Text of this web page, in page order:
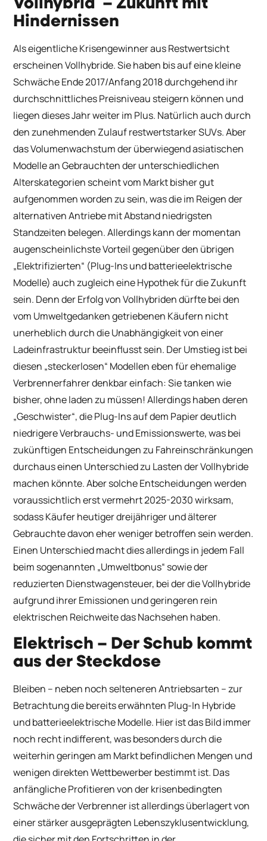
Hindernissen
Als eigentliche Krisengewinner aus Restwertsicht
erscheinen Vollhybride. Sie haben bis auf eine kleine
Schwäche Ende 2017/Anfang 2018 durchgehend ihr
durchschnittliches Preisniveau steigern können und
liegen dieses Jahr weiter im Plus. Natürlich auch durch
den zunehmenden Zulauf restwertstarker SUVs. Aber
das Volumenwachstum der überwiegend asiatischen
Modelle an Gebrauchten der unterschiedlichen
Alterskategorien scheint vom Markt bisher gut
aufgenommen worden zu sein, was die im Reigen der
alternativen Antriebe mit Abstand niedrigsten
Standzeiten belegen. Allerdings kann der momentan
augenscheinlichste Vorteil gegenüber den übrigen
„Elektrifizierten“ (Plug-Ins und batterieelektrische
Modelle) auch zugleich eine Hypothek für die Zukunft
sein. Denn der Erfolg von Vollhybriden dürfte bei den
vom Umweltgedanken getriebenen Käufern nicht
unerheblich durch die Unabhängigkeit von einer
Ladeinfrastruktur beeinflusst sein. Der Umstieg ist bei
diesen „steckerlosen“ Modellen eben für ehemalige
Verbrennerfahrer denkbar einfach: Sie tanken wie
bisher, ohne laden zu müssen! Allerdings haben deren
„Geschwister“, die Plug-Ins auf dem Papier deutlich
niedrigere Verbrauchs- und Emissionswerte, was bei
zukünftigen Entscheidungen zu Fahreinschränkungen
durchaus einen Unterschied zu Lasten der Vollhybride
machen könnte. Aber solche Entscheidungen werden
voraussichtlich erst vermehrt 2025-2030 wirksam,
sodass Käufer heutiger dreijähriger und älterer
Gebrauchte davon eher weniger betroffen sein werden.
Einen Unterschied macht dies allerdings in jedem Fall
beim sogenannten „Umweltbonus“ sowie der
reduzierten Dienstwagensteuer, bei der die Vollhybride
aufgrund ihrer Emissionen und geringeren rein
elektrischen Reichweite das Nachsehen haben.
Elektrisch – Der Schub kommt
aus der Steckdose
Bleiben – neben noch selteneren Antriebsarten – zur
Betrachtung die bereits erwähnten Plug-In Hybride
und batterieelektrische Modelle. Hier ist das Bild immer
noch recht indifferent, was besonders durch die
weiterhin geringen am Markt befindlichen Mengen und
wenigen direkten Wettbewerber bestimmt ist. Das
anfängliche Profitieren von der krisenbedingten
Schwäche der Verbrenner ist allerdings überlagert von
einer stärker ausgeprägten Lebenszyklusentwicklung,